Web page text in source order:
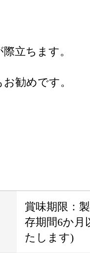
立ちます。
勧めです。
賞味期限：
存期間6か月
たします)